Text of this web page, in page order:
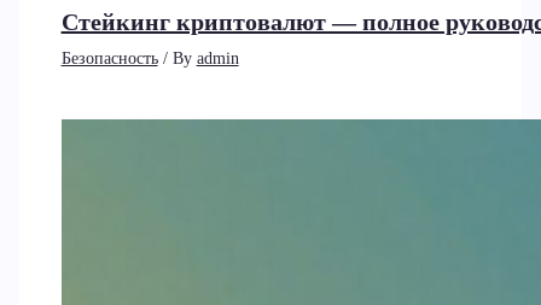
Стейкинг криптовалют — полное
Безопасность/ By admin